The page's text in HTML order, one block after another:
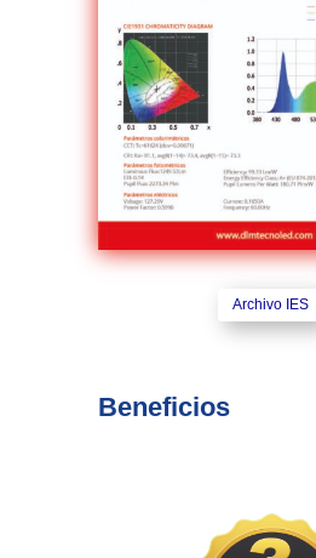
Archivo IES
Beneficios